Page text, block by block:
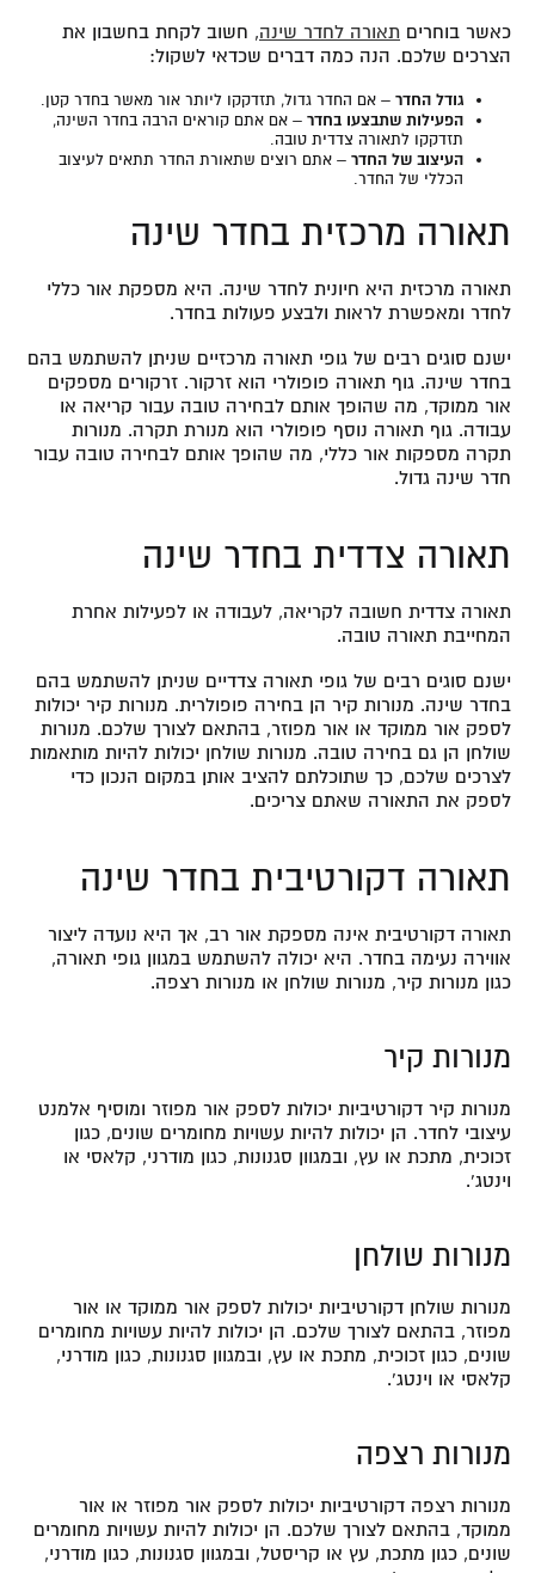
כאשר בוחרים תאורה לחדר שינה, חשוב לקחת בחשבון את
הצרכים שלכם. הנה כמה דברים שכדאי לשקול:
גודל החדר – אם החדר גדול, תזדקקו ליותר אור מאשר בחדר קטן.
הפעילות שתבצעו בחדר – אם אתם קוראים הרבה בחדר השינה,
תזדקקו לתאורה צדדית טובה.
העיצוב של החדר – אתם רוצים שתאורת החדר תתאים לעיצוב
הכללי של החדר.
תאורה מרכזית בחדר שינה
תאורה מרכזית היא חיונית לחדר שינה. היא מספקת אור כללי
לחדר ומאפשרת לראות ולבצע פעולות בחדר.
ישנם סוגים רבים של גופי תאורה מרכזיים שניתן להשתמש בהם
בחדר שינה. גוף תאורה פופולרי הוא זרקור. זרקורים מספקים
אור ממוקד, מה שהופך אותם לבחירה טובה עבור קריאה או
עבודה. גוף תאורה נוסף פופולרי הוא מנורת תקרה. מנורות
תקרה מספקות אור כללי, מה שהופך אותם לבחירה טובה עבור
חדר שינה גדול.
תאורה צדדית בחדר שינה
תאורה צדדית חשובה לקריאה, לעבודה או לפעילות אחרת
המחייבת תאורה טובה.
ישנם סוגים רבים של גופי תאורה צדדיים שניתן להשתמש בהם
בחדר שינה. מנורות קיר הן בחירה פופולרית. מנורות קיר יכולות
לספק אור ממוקד או אור מפוזר, בהתאם לצורך שלכם. מנורות
שולחן הן גם בחירה טובה. מנורות שולחן יכולות להיות מותאמות
לצרכים שלכם, כך שתוכלתם להציב אותן במקום הנכון כדי
לספק את התאורה שאתם צריכים.
תאורה דקורטיבית בחדר שינה
תאורה דקורטיבית אינה מספקת אור רב, אך היא נועדה ליצור
אווירה נעימה בחדר. היא יכולה להשתמש במגוון גופי תאורה,
כגון מנורות קיר, מנורות שולחן או מנורות רצפה.
מנורות קיר
מנורות קיר דקורטיביות יכולות לספק אור מפוזר ומוסיף אלמנט
עיצובי לחדר. הן יכולות להיות עשויות מחומרים שונים, כגון
זכוכית, מתכת או עץ, ובמגוון סגנונות, כגון מודרני, קלאסי או
וינטג’.
מנורות שולחן
מנורות שולחן דקורטיביות יכולות לספק אור ממוקד או אור
מפוזר, בהתאם לצורך שלכם. הן יכולות להיות עשויות מחומרים
שונים, כגון זכוכית, מתכת או עץ, ובמגוון סגנונות, כגון מודרני,
קלאסי או וינטג’.
מנורות רצפה
מנורות רצפה דקורטיביות יכולות לספק אור מפוזר או אור
ממוקד, בהתאם לצורך שלכם. הן יכולות להיות עשויות מחומרים
שונים, כגון מתכת, עץ או קריסטל, ובמגוון סגנונות, כגון מודרני,